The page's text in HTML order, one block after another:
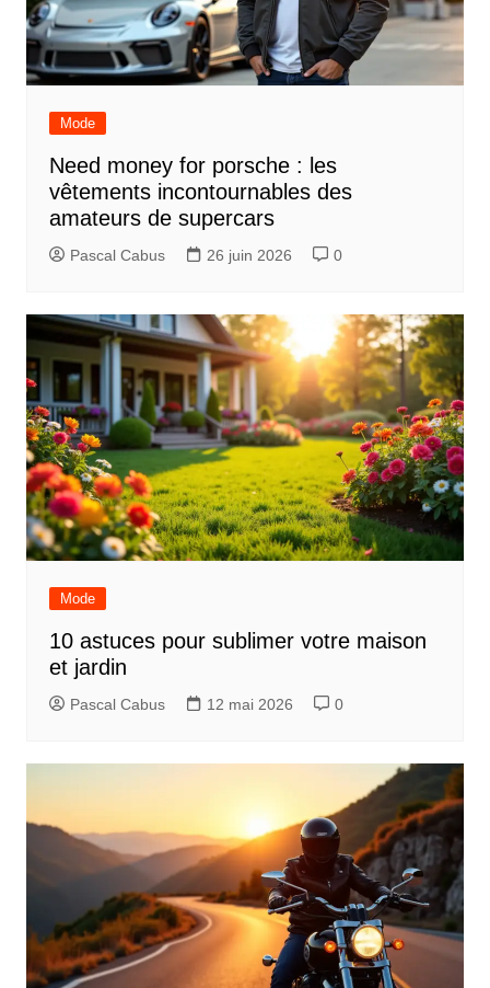
i
o
n
t
i
c
l
e
Mode
Need money for porsche : les
vêtements incontournables des
amateurs de supercars
Pascal Cabus 26 juin 2026 0
Mode
10 astuces pour sublimer votre maison
et jardin
Pascal Cabus 12 mai 2026 0